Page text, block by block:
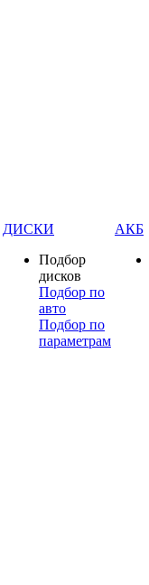
ДИСКИ
Подбор
дисков
Подбор по
авто
Подбор по
параметрам
АКБ